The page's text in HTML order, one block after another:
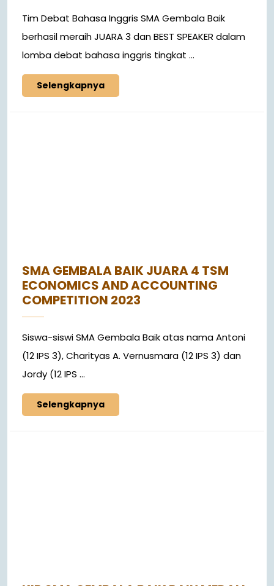
Tim Debat Bahasa Inggris SMA Gembala Baik
berhasil meraih JUARA 3 dan BEST SPEAKER dalam
lomba debat bahasa inggris tingkat ...
Selengkapnya
SMA GEMBALA BAIK JUARA 4 TSM
ECONOMICS AND ACCOUNTING
COMPETITION 2023
Siswa-siswi SMA Gembala Baik atas nama Antoni
(12 IPS 3), Charityas A. Vernusmara (12 IPS 3) dan
Jordy (12 IPS ...
Selengkapnya